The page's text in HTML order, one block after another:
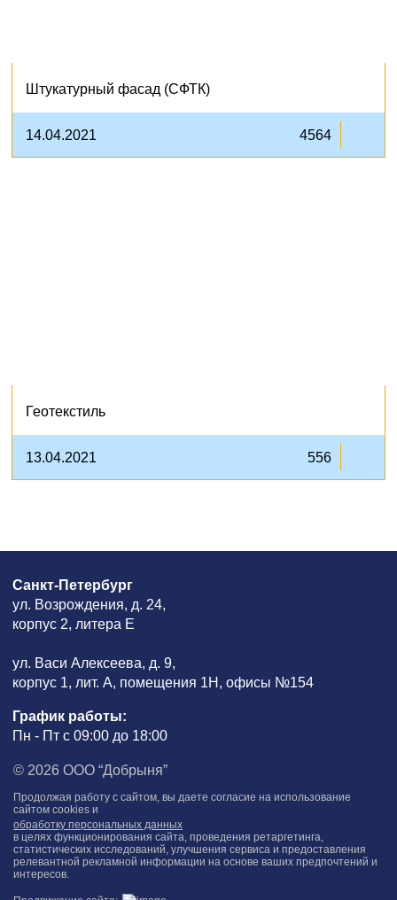
Штукатурный фасад (СФТК)
14.04.2021 4564
Геотекстиль
13.04.2021 556
Санкт-Петербург
ул. Возрождения, д. 24,
корпус 2, литера Е
ул. Васи Алексеева, д. 9,
корпус 1, лит. А, помещения 1H, офисы №154
График работы:
Пн - Пт с 09:00 до 18:00
© 2026 ООО “Добрыня”
Продолжая работу с сайтом, вы даете согласие на использование
сайтом cookies и
обработку персональных данных
в целях функционирования сайта, проведения ретаргетинга,
статистических исследований, улучшения сервиса и предоставления
релевантной рекламной информации на основе ваших предпочтений и
интересов.